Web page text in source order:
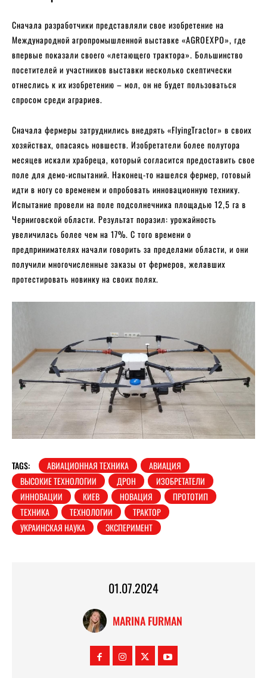
Сначала разработчики представляли свое изобретение на
Международной агропромышленной выставке «AGROEXPO», где
впервые показали своего «летающего трактора». Большинство
посетителей и участников выставки несколько скептически
отнеслись к их изобретению – мол, он не будет пользоваться
спросом среди аграриев.
Сначала фермеры затруднились внедрять «FlyingTractor» в своих
хозяйствах, опасаясь новшеств. Изобретатели более полутора
месяцев искали храбреца, который согласится предоставить свое
поле для демо-испытаний. Наконец-то нашелся фермер, готовый
идти в ногу со временем и опробовать инновационную технику.
Испытание провели на поле подсолнечника площадью 12,5 га в
Черниговской области. Результат поразил: урожайность
увеличилась более чем на 17%. С того времени о
предпринимателях начали говорить за пределами области, и они
получили многочисленные заказы от фермеров, желавших
протестировать новинку на своих полях.
TAGS: АВИАЦИОННАЯ ТЕХНИКА
АВИАЦИЯ
ВЫСОКИЕ ТЕХНОЛОГИИ
ДРОН
ИЗОБРЕТАТЕЛИ
ИННОВАЦИИ
КИЕВ НОВАЦИЯ
ПРОТОТИП
ТЕХНИКА
ТЕХНОЛОГИИ
ТРАКТОР
УКРАИНСКАЯ НАУКА
ЭКСПЕРИМЕНТ
01.07.2024
MARINA FURMAN